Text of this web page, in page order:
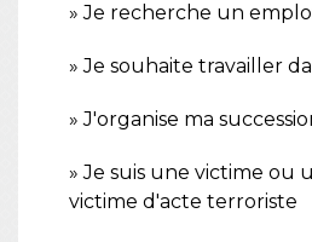
Je recherche un
Je souhaite travailler
J'organise ma
Je suis une victime ou
victime d'acte terroriste